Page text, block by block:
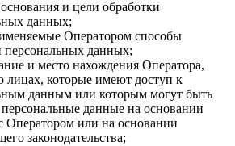
и цели обработки
данных;
Оператором способы
персональных данных;
и место нахождения Оператора,
лицах, которые имеют доступ к
данным или которым могут быть
данные на основании
Оператором или на основании
законодательства;